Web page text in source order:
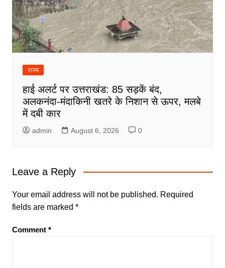
राज्य
हाई अलर्ट पर उत्तराखंड: 85 सड़कें बंद,
अलकनंदा-मंदाकिनी खतरे के निशान से ऊपर, मलबे
में दबी कार
admin August 6, 2026 0
Leave a Reply
Your email address will not be published. Required
fields are marked *
Comment *